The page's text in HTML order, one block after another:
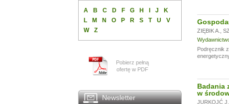
A B C D F G H J
K
L
M N O P R S T U
V
W
Z
Pobierz pełną
ofertę w PDF
Newsletter
ZIĘBIK A.
Podręcznik
Badania
w
JURKOJĆ J.